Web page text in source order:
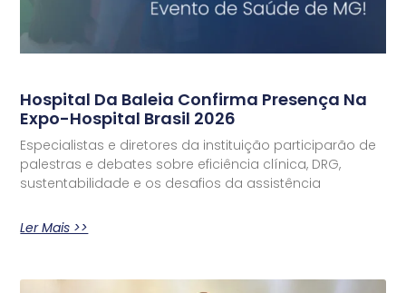
Hospital Da Baleia Confirma Presença Na
Expo-Hospital Brasil 2026
Especialistas e diretores da instituição participarão de
palestras e debates sobre eficiência clínica, DRG,
sustentabilidade e os desafios da assistência
Ler Mais >>